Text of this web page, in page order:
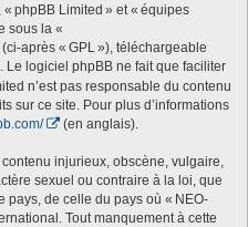
phpBB Limited » et « équipes
sous la «
après « GPL »), téléchargeable
Le logiciel phpBB ne fait que faciliter
n’est pas responsable du contenu
sur ce site. Pour plus d’informations
(en anglais).
injurieux, obscène, vulgaire,
sexuel ou contraire à la loi, que
pays, de celle du pays où « NEO-
Tout manquement à cette